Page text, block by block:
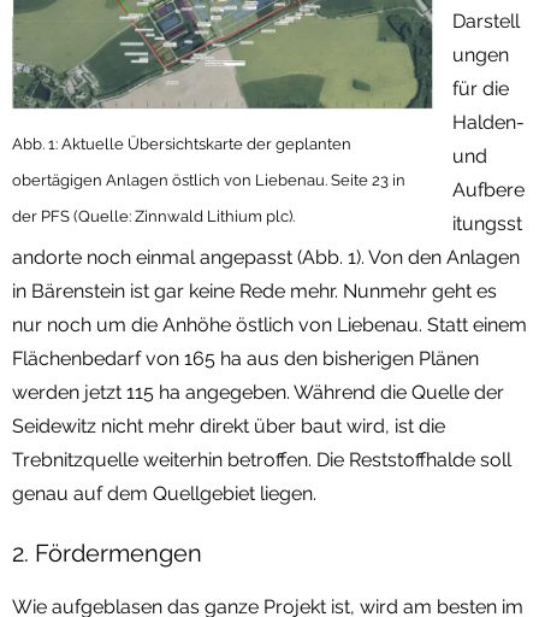
Abb. 1: Aktuelle Übersichtskarte der geplanten
obertägigen Anlagen östlich von Liebenau. Seite 23 in
der PFS (Quelle: Zinnwald Lithium plc).
Darstell
ungen
für die
Halden-
und
Aufbere
itungsst
andorte noch einmal angepasst (Abb. 1). Von den Anlagen
in Bärenstein ist gar keine Rede mehr. Nunmehr geht es
nur noch um die Anhöhe östlich von Liebenau. Statt einem
Flächenbedarf von 165 ha aus den bisherigen Plänen
werden jetzt 115 ha angegeben. Während die Quelle der
Seidewitz nicht mehr direkt über baut wird, ist die
Trebnitzquelle weiterhin betroffen. Die Reststoffhalde soll
genau auf dem Quellgebiet liegen.
2. Fördermengen
Wie aufgeblasen das ganze Projekt ist, wird am besten im